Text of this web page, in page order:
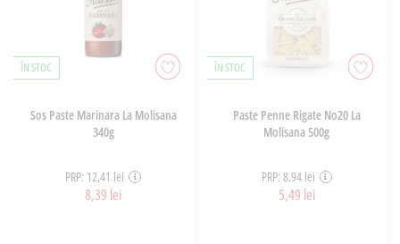
ÎN STOC
Sos Paste Marinara La Molisana
340g
PRP: 12,41 lei
8,39 lei
ÎN STOC
Paste Penne Rigate No20 La
Molisana 500g
PRP: 8,94 lei
5,49 lei